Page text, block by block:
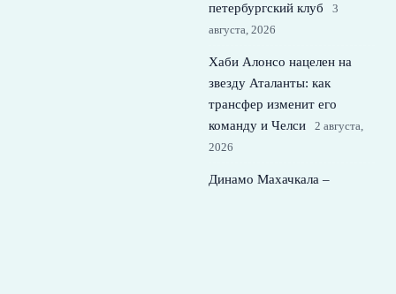
петербургский клуб
3
августа, 2026
Хаби Алонсо нацелен на
звезду Аталанты: как
трансфер изменит его
команду и Челси
2 августа,
2026
Динамо Махачкала –